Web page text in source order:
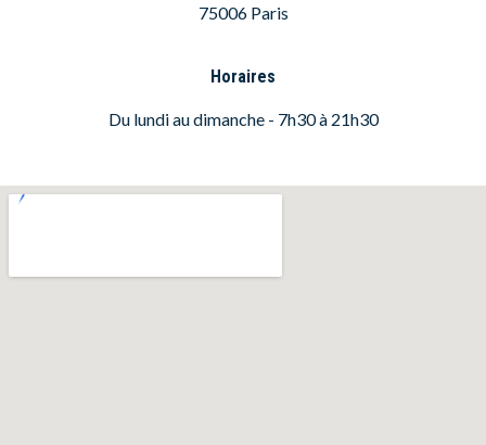
75006 Paris
Horaires
Du lundi au dimanche - 7h30 à 21h30